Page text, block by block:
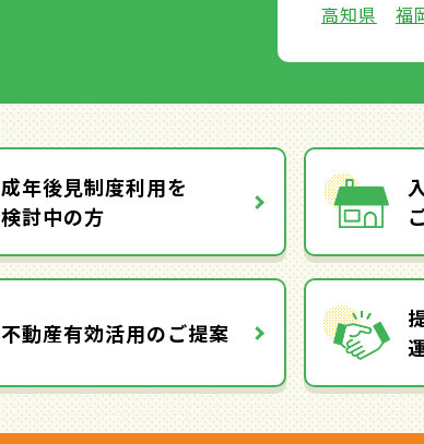
高知県
福
成年後見制度利用を
検討中の方
不動産有効活用のご提案